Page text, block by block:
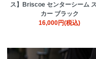
ス】Briscoe センターシーム
カー ブラック
16,000円(税込)